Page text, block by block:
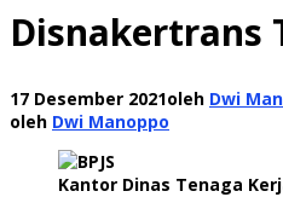
Disnakertrans
17 Desember 2021oleh Dwi
oleh Dwi Manoppo
Kantor Dinas Tenaga